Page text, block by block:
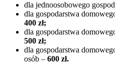
dla jednoosobowego
dla gospodarstwa
400 zł;
dla gospodarstwa
500 zł;
dla gospodarstwa
osób – 600 zł.